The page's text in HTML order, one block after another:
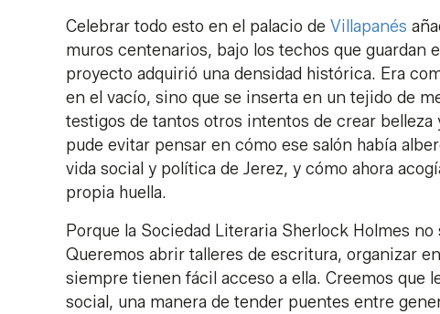
Celebrar todo esto en el palacio de Villapanés
muros centenarios, bajo los techos que guardan
proyecto adquirió una densidad histórica. Era
en el vacío, sino que se inserta en un tejido de
testigos de tantos otros intentos de crear
pude evitar pensar en cómo ese salón había
vida social y política de Jerez, y cómo ahora
propia huella.
Porque la Sociedad Literaria Sherlock Holmes
Queremos abrir talleres de escritura, organizar
siempre tienen fácil acceso a ella. Creemos que
social, una manera de tender puentes entre